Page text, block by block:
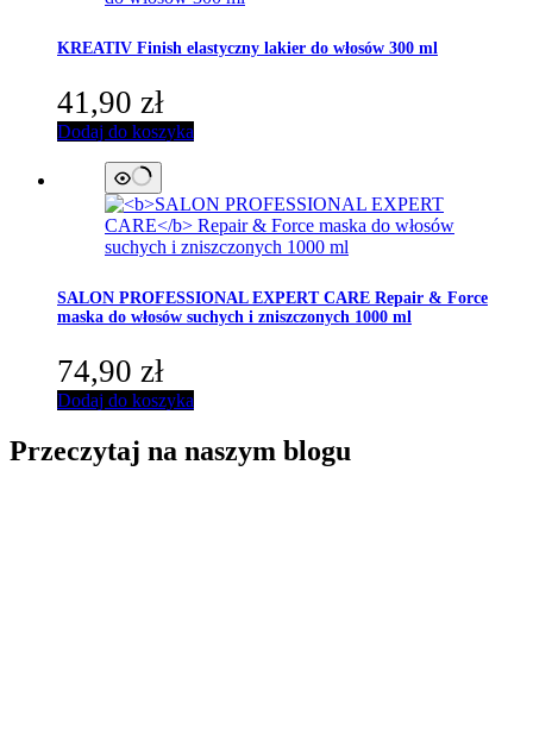
KREATIV Finish elastyczny lakier do włosów 300 ml
41,90 zł
Dodaj do koszyka
SALON PROFESSIONAL EXPERT CARE Repair & Force
maska do włosów suchych i zniszczonych 1000 ml
74,90 zł
Dodaj do koszyka
Przeczytaj na naszym blogu